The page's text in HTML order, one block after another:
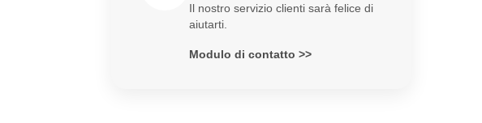
Il nostro servizio clienti sarà felice di
aiutarti.
Modulo di contatto >>